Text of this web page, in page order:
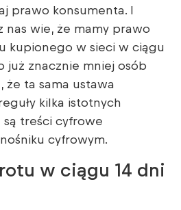
prawo konsumenta. I
nas wie, że mamy prawo
kupionego w sieci w ciągu
już znacznie mniej osób
że ta sama ustawa
kilka istotnych
są treści cyfrowe
cyfrowym.
w ciągu 14 dni